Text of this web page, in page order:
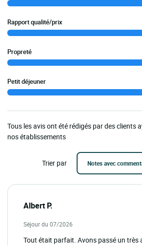
Rapport qualité/prix
Propreté
Petit déjeuner
Tous les avis ont été rédigés par des clients
nos établissements
Trier par
Albert P.
Séjour du 07/2026
Tout était parfait. Avons passé un très